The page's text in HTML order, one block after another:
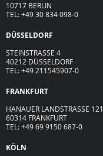
10717 BERLIN
TEL: +49 30 834 098-0
DÜSSELDORF
STEINSTRASSE 4
40212 DÜSSELDORF
TEL: +49 211545907-0
FRANKFURT
HANAUER LANDSTRASSE 121
60314 FRANKFURT
TEL: +49 69 9150 687-0
KÖLN